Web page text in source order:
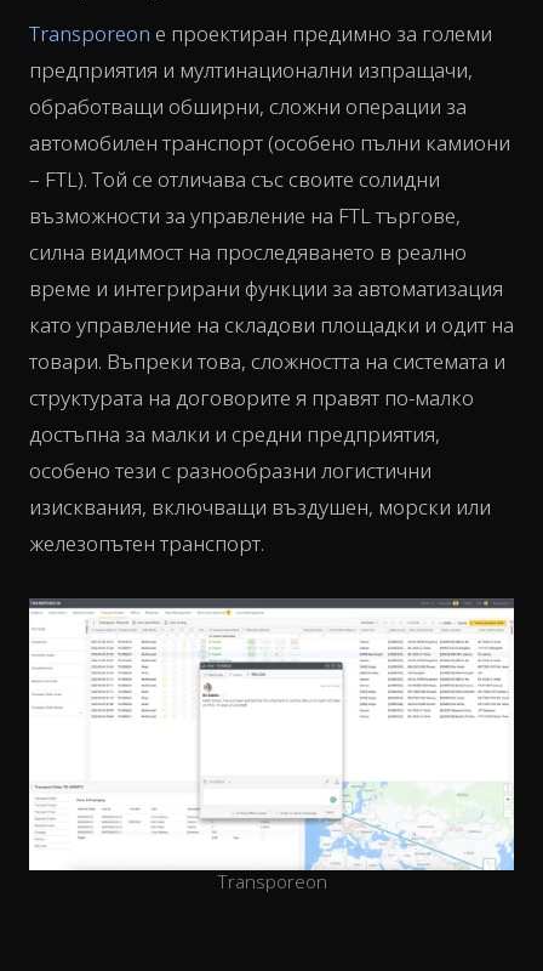
Transporeon е проектиран предимно за големи
предприятия и мултинационални изпращачи,
обработващи обширни, сложни операции за
автомобилен транспорт (особено пълни камиони
– FTL). Той се отличава със своите солидни
възможности за управление на FTL търгове,
силна видимост на проследяването в реално
време и интегрирани функции за автоматизация
като управление на складови площадки и одит на
товари. Въпреки това, сложността на системата и
структурата на договорите я правят по-малко
достъпна за малки и средни предприятия,
особено тези с разнообразни логистични
изисквания, включващи въздушен, морски или
железопътен транспорт.
Transporeon